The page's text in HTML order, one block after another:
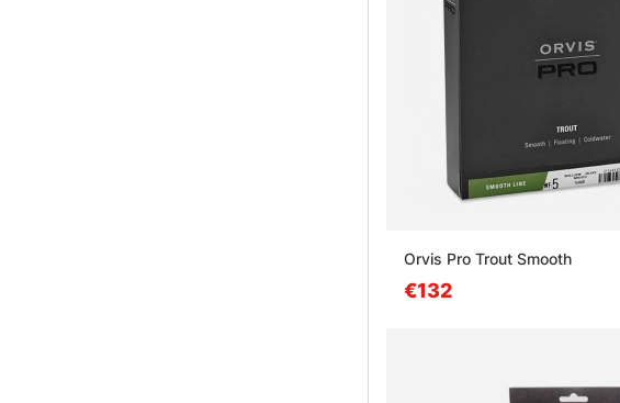
Orvis Pro Trout Smooth
€132